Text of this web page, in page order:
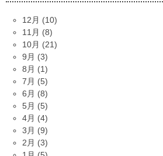
12月 (10)
11月 (8)
10月 (21)
9月 (3)
8月 (1)
7月 (5)
6月 (8)
5月 (5)
4月 (4)
3月 (9)
2月 (3)